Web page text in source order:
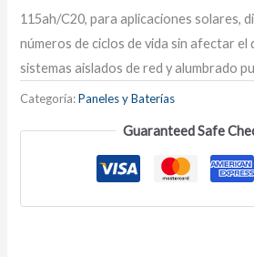
115ah/C20, para aplicaciones solares,
números de ciclos de vida sin afectar el
sistemas aislados de red y alumbrado
Categoría:Paneles y Baterías
Guaranteed Safe